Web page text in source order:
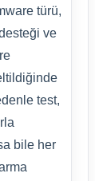
türü,
ve
test,
bile her